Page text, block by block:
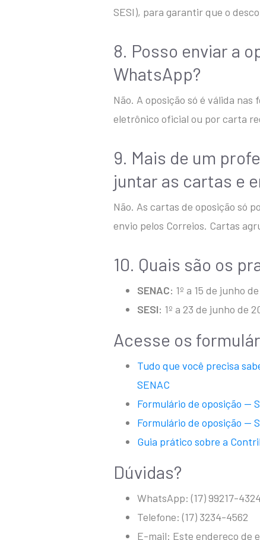
SESI), para garantir que o
8. Posso enviar a
WhatsApp?
Não. A oposição só é válida
eletrônico oficial ou por carta
9. Mais de um
juntar as cartas e
Não. As cartas de oposição só
envio pelos Correios. Cartas
10. Quais são os
SENAC: 1º a 15 de junho
SESI: 1º a 23 de junho de
Acesse os
Tudo que você precisa
SENAC
Formulário de oposição —
Formulário de oposição —
Guia prático sobre a
Dúvidas?
WhatsApp: (17) 99217-
Telefone: (17) 3234-4562
E-mail: Este endereço de